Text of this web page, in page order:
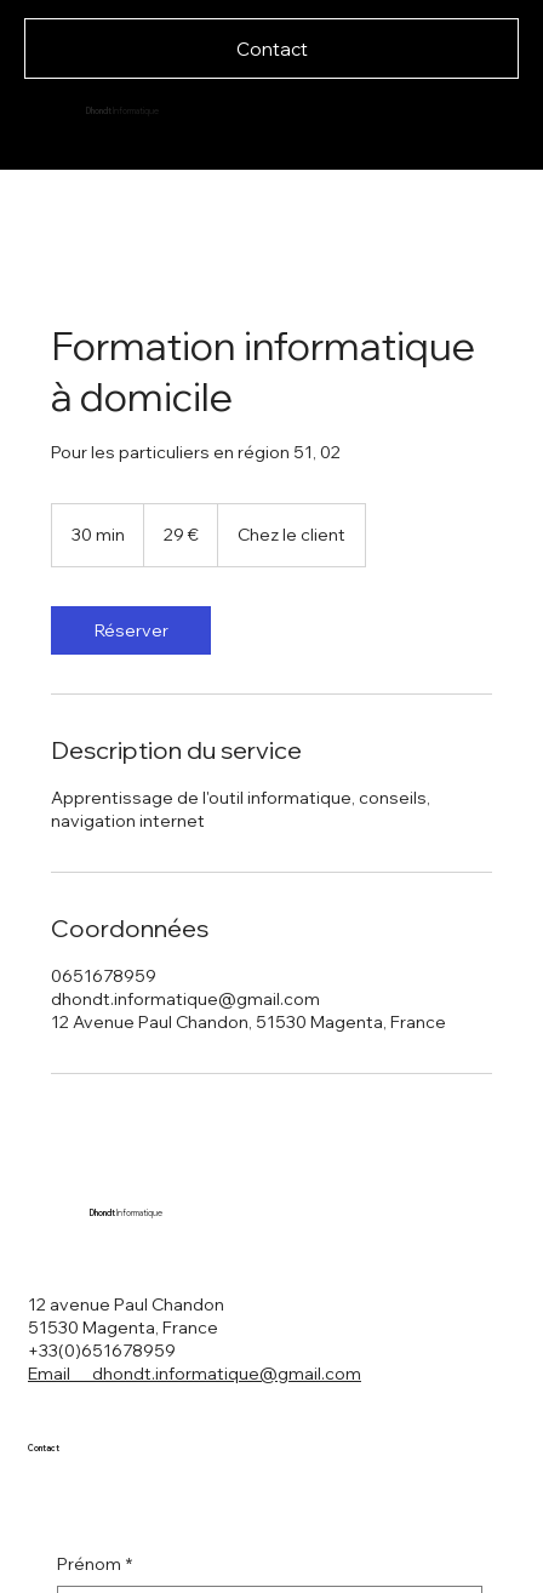
Contact
Dhondt Informatique
Formation informatique
à domicile
Pour les particuliers en région 51, 02
30 min
i
n
29 € Chez le client
Réserver
Description du service
Apprentissage de l'outil informatique, conseils,
navigation internet
Coordonnées
0651678959
dhondt.informatique@gmail.com
12 Avenue Paul Chandon, 51530 Magenta, France
12 avenue Paul Chandon
51530 Magenta, France
+33(0)651678959
Email dhondt.informatique@gmail.com
Dhondt Informatique
Prénom *
Contact